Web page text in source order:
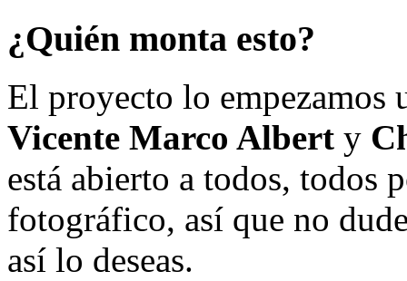
¿Quién monta esto?
El proyecto lo empezamos
Vicente Marco Albert y
está abierto a todos, todos
fotográfico, así que no
así lo deseas.